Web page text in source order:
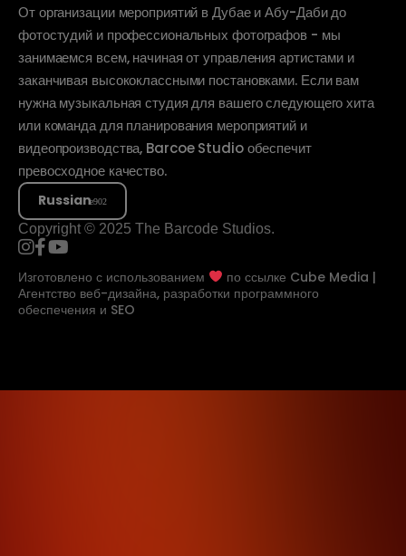
От организации мероприятий в Дубае и Абу-Даби до
фотостудий и профессиональных фотографов - мы
занимаемся всем, начиная от управления артистами и
заканчивая высококлассными постановками. Если вам
нужна музыкальная студия для вашего следующего хита
или команда для планирования мероприятий и
видеопроизводства, Barcoe Studio обеспечит
превосходное качество.
Russian
Copyright © 2025 The Barcode Studios.
Изготовлено с использованием по ссылке Cube Media |
Агентство веб-дизайна, разработки программного
обеспечения и SEO